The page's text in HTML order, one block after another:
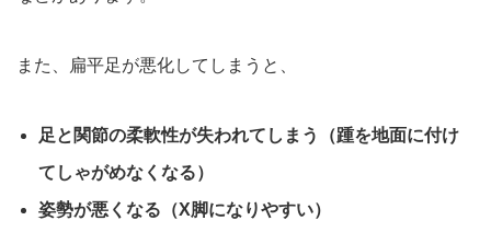
また、扁平足が悪化してしまうと、
足と関節の柔軟性が失われてしまう（踵を地面に付け
てしゃがめなくなる）
姿勢が悪くなる（X脚になりやすい）